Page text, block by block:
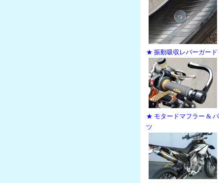
★ 振動吸収レバーガード
★ モタードマフラー &
ツ